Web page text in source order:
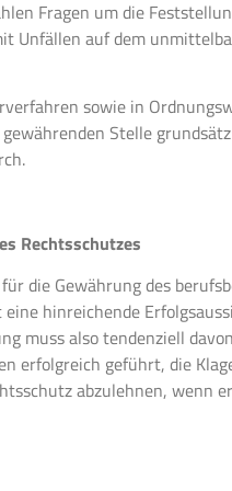
Fragen um die
Unfällen auf dem
sowie in
Stelle
Rechtsschutzes
die Gewährung des
hinreichende
muss also tendenziell
erfolgreich geführt, die
abzulehnen, wenn